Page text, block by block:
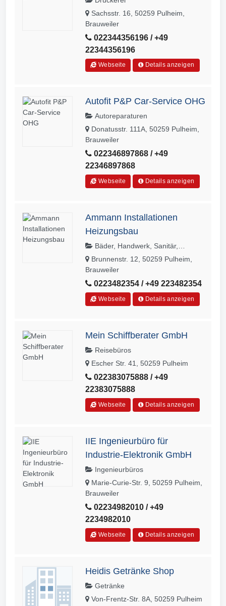
Sachsstr. 16, 50259 Pulheim,
Brauweiler
022344356196 / +49
22344356196
Webseite Details anzeigen
Autofit P&P Car-Service OHG
Autoreparaturen
Donatusstr. 111A, 50259 Pulheim,
Brauweiler
022346897868 / +49
22346897868
Webseite Details anzeigen
Ammann Installationen
Heizungsbau
Bäder, Handwerk, Sanitär,
Wärmetechnik, Heizungs- und
Lüftungsbau
Brunnenstr. 12, 50259 Pulheim,
Brauweiler
0223482354 / +49 223482354
Webseite Details anzeigen
Mein Schiffberater GmbH
Reisebüros
Escher Str. 41, 50259 Pulheim
022383075888 / +49
22383075888
Webseite Details anzeigen
IIE Ingenieurbüro für
Industrie-Elektronik GmbH
Ingenieurbüros
Marie-Curie-Str. 9, 50259 Pulheim,
Brauweiler
02234982010 / +49
2234982010
Webseite Details anzeigen
Heidis Getränke Shop
Getränke
Von-Frentz-Str. 8A, 50259 Pulheim